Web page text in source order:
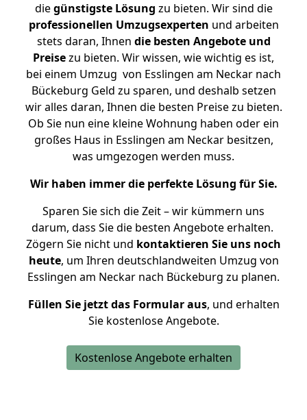
diegünstigste Lösung zu bieten. Wir sind die
professionellen Umzugsexperten und arbeiten
stets daran, Ihnen die besten Angebote und
Preisezu bieten. Wir wissen, wie wichtig es ist,
bei einem Umzug von Esslingen am Neckar nach
Bückeburg Geld zu sparen, und deshalb setzen
wir alles daran, Ihnen die besten Preise zu bieten.
Ob Sie nun eine kleine Wohnung haben oder ein
großes Haus in Esslingen am Neckar besitzen,
was umgezogen werden muss.
Wir haben immer die perfekte Lösung für Sie.
Sparen Sie sich die Zeit – wir kümmern uns
darum, dass Sie die besten Angebote erhalten.
Zögern Sie nicht und kontaktieren Sie uns noch
heute, um Ihren deutschlandweiten Umzug von
Esslingen am Neckar nach Bückeburg zu planen.
Füllen Sie jetzt das Formular aus, und erhalten
Sie kostenlose Angebote.
Kostenlose Angebote erhalten